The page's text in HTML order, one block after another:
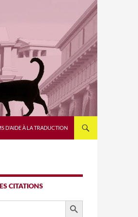
D’AIDE À LA TRADUCTION
CITATIONS
SEARCH BUTTON